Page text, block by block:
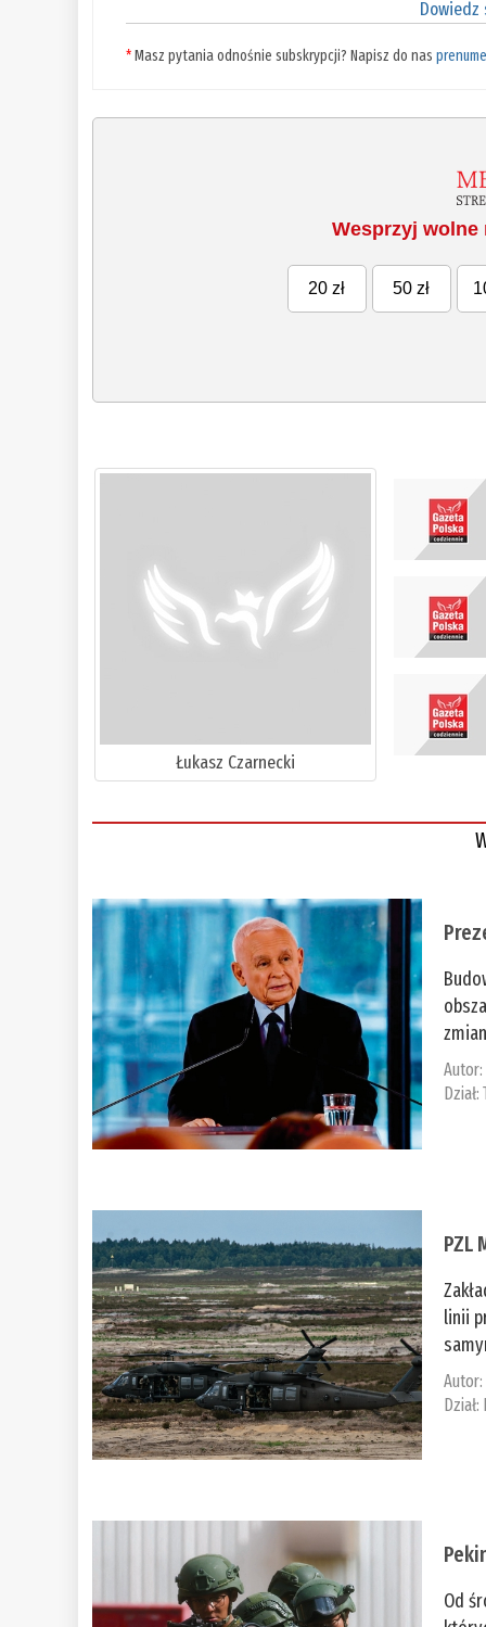
Dowiedz
*Masz pytania odnośnie subskrypcji? Napisz do nas
Wesprzyj wolne
20 zł 50 zł
Łukasz Czarnecki
Autor:
Dział:
PZL
linii
Autor:
Dział:
Od